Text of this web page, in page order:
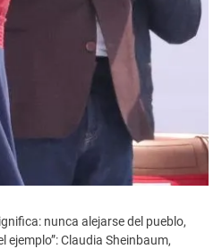
nunca alejarse del pueblo,
ejemplo”: Claudia Sheinbaum,